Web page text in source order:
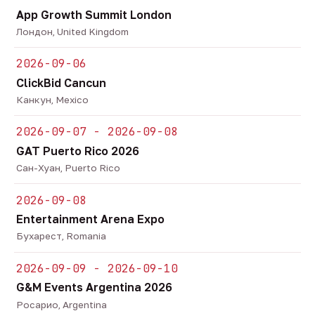
App Growth Summit London
Лондон, United Kingdom
2026-09-06
ClickBid Cancun
Канкун, Mexico
2026-09-07 - 2026-09-08
GAT Puerto Rico 2026
Сан-Хуан, Puerto Rico
2026-09-08
Entertainment Arena Expo
Бухарест, Romania
2026-09-09 - 2026-09-10
G&M Events Argentina 2026
Росарио, Argentina